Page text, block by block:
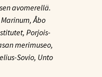
avomerellä.
Åbo
Porjois-
merimuseo,
Sovio, Unto